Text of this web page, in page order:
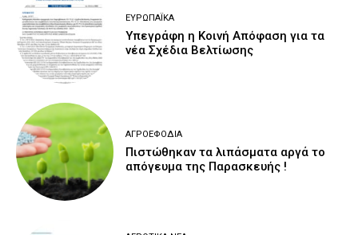
ΕΥΡΩΠΑΪΚΆ
Υπεγράφη η Κοινή Απόφαση για τα
νέα Σχέδια Βελτίωσης
ΑΓΡΟΕΦΌΔΙΑ
Πιστώθηκαν τα λιπάσματα αργά το
απόγευμα της Παρασκευής !